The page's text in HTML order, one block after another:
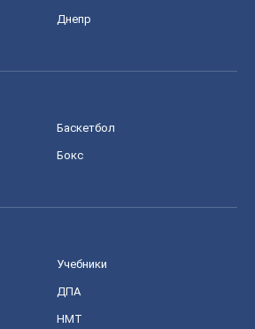
Днепр
Баскетбол
Бокс
Учебники
ДПА
НМТ